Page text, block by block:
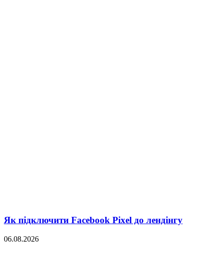
Як підключити Facebook Pixel до лендінгу
06.08.2026